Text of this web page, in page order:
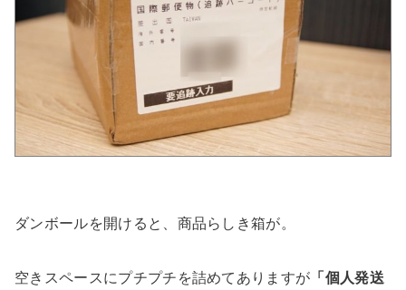
ダンボールを開けると、商品らしき箱が。
空きスペースにプチプチを詰めてありますが 「個人発送